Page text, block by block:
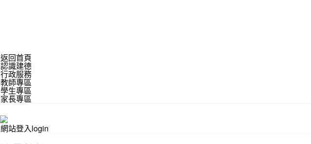
返回首頁
認識建德
行政服務
教師專區
學生專區
家長專區
網站登入login